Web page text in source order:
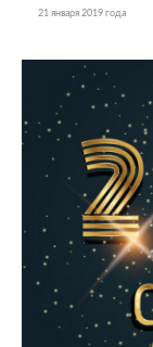
21 января 2019 года